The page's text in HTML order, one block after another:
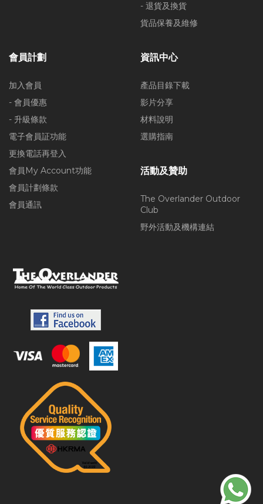
- 退貨及換貨
貨品保養及維修
會員計劃
加入會員
- 會員優惠
- 升級條款
電子會員証功能
更換電話再登入
會員My Account功能
會員計劃條款
會員通訊
資訊中心
產品目錄下載
影片分享
材料說明
選購指南
活動及贊助
The Overlander Outdoor
Club
野外活動及機構連結